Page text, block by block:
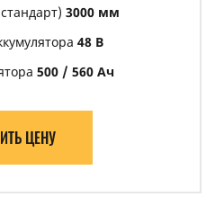
3000 мм
48 В
500 / 560 Ач
ЦЕНУ